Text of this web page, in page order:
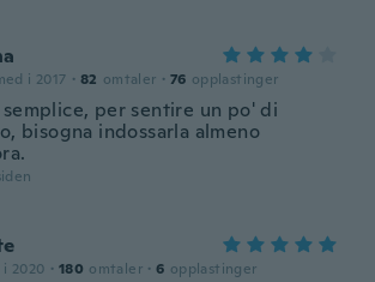
i 2017 · 82 omtaler · 76 opplastinger
semplice, per sentire un po' di
bisogna indossarla almeno
2020 · 180 omtaler · 6 opplastinger